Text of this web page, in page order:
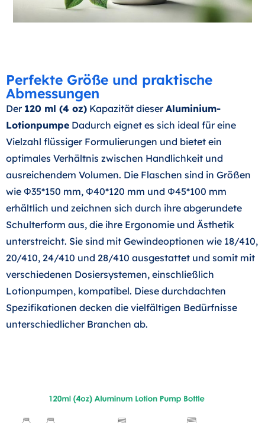
Perfekte Größe und praktische
Abmessungen
Der 120 ml (4 oz) Kapazität dieserAluminium-
Lotionpumpe Dadurch eignet es sich ideal für eine
Vielzahl flüssiger Formulierungen und bietet ein
optimales Verhältnis zwischen Handlichkeit und
ausreichendem Volumen. Die Flaschen sind in Größen
wie Φ35*150 mm, Φ40*120 mm und Φ45*100 mm
erhältlich und zeichnen sich durch ihre abgerundete
Schulterform aus, die ihre Ergonomie und Ästhetik
unterstreicht. Sie sind mit Gewindeoptionen wie 18/410,
20/410, 24/410 und 28/410 ausgestattet und somit mit
verschiedenen Dosiersystemen, einschließlich
Lotionpumpen, kompatibel. Diese durchdachten
Spezifikationen decken die vielfältigen Bedürfnisse
unterschiedlicher Branchen ab.